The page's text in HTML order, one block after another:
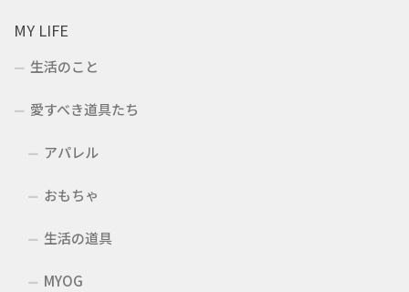
MY LIFE
生活のこと
愛すべき道具たち
アパレル
おもちゃ
生活の道具
MYOG